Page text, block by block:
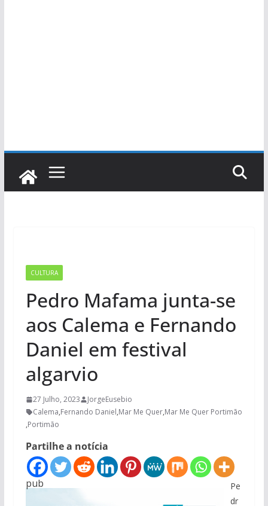
CULTURA
Pedro Mafama junta-se
aos Calema e Fernando
Daniel em festival
algarvio
27 Julho, 2023
JorgeEusebio
Calema,Fernando Daniel,Mar Me Quer,Mar Me Quer Portimão
,Portimão
Partilhe a notícia
pub
Pe
dr